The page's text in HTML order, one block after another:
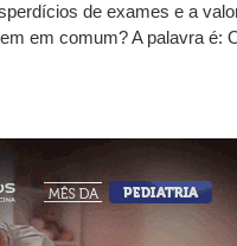
de exames e a
em comum? A palavra é: